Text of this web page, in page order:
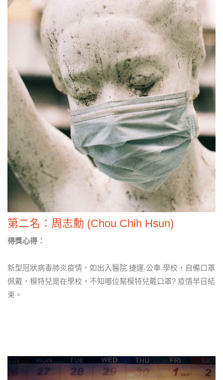
第二名：周志勳 (Chou Chih Hsun)
得獎心得：
新型冠狀病毒肺炎疫情，如出入醫院.捷運.公車.學校，自備口罩
佩戴，模特兒是在學校，不知哪位幫模特兒戴口罩? 疫情早日結
束。